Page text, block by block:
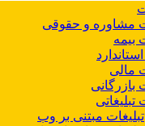
مشاوره و حقوقی
بیمه
مالی
بازرگانی
تبلیغات مبتنی بر وب